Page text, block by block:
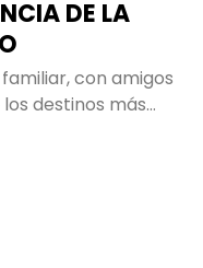
DE LA
con amigos
destinos más…